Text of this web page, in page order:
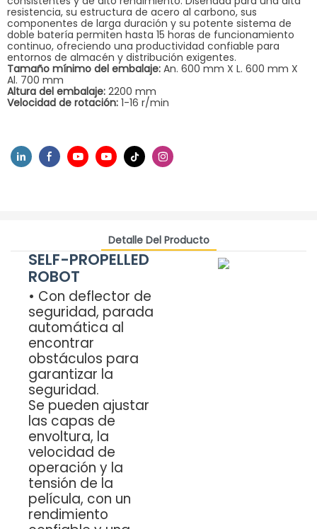
resistencia, su estructura de acero al carbono, sus
componentes de larga duración y su potente sistema de
doble batería permiten hasta 15 horas de funcionamiento
continuo, ofreciendo una productividad confiable para
entornos de almacén y distribución exigentes.
Tamaño mínimo del embalaje: An. 600 mm X L. 600 mm X
Al. 700 mm
Altura del embalaje: 2200 mm
Velocidad de rotación: 1-16 r/min
Detalle Del Producto
SELF-PROPELLED
ROBOT
• Con deflector de
seguridad, parada
automática al
encontrar
obstáculos para
garantizar la
seguridad.
Se pueden ajustar
las capas de
envoltura, la
velocidad de
operación y la
tensión de la
película, con un
rendimiento